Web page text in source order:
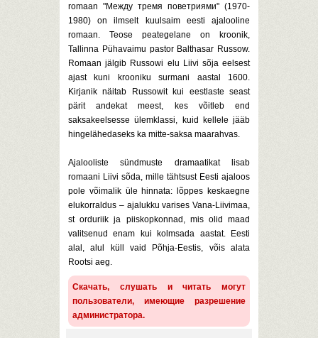
romaan "Между тремя поветриями" (1970-
1980) on ilmselt kuulsaim eesti ajalooline
romaan. Teose peategelane on kroonik,
Tallinna Pühavaimu pastor Balthasar Russow.
Romaan jälgib Russowi elu Liivi sõja eelsest
ajast kuni krooniku surmani aastal 1600.
Kirjanik näitab Russowit kui eestlaste seast
pärit andekat meest, kes võitleb end
saksakeelsesse ülemklassi, kuid kellele jääb
hingelähedaseks ka mitte-saksa maarahvas.
Ajalooliste sündmuste dramaatikat lisab
romaani Liivi sõda, mille tähtsust Eesti ajaloos
pole võimalik üle hinnata: lõppes keskaegne
elukorraldus – ajalukku varises Vana-Liivimaa,
st orduriik ja piiskopkonnad, mis olid maad
valitsenud enam kui kolmsada aastat. Eesti
alal, alul küll vaid Põhja-Eestis, võis alata
Rootsi aeg.
Скачать, слушать и читать могут
пользователи, имеющие разрешение
администратора.